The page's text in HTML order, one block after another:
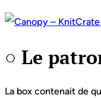
○ Le
La box contenait de